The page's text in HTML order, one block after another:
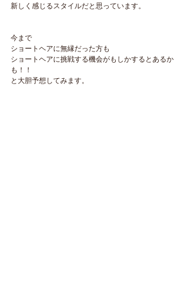
新しく感じるスタイルだと思っています。
今まで
ショートヘアに無縁だった方も
ショートヘアに挑戦する機会がもしかするとあるか
も！！
と大胆予想してみます。